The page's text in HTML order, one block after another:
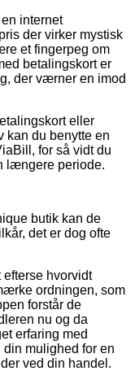
internet
der virker mystisk
et fingerpeg om
betalingskort er
der værner en imod
eller
kan du benytte en
for så vidt du
længere periode.
butik kan de
det er dog ofte
hvorvidt
ordningen, som
forstår de
nu og da
erfaring med
mulighed for en
ved din handel.